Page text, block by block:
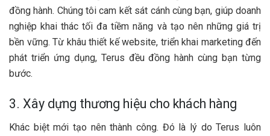
đồng hành. Chúng tôi cam kết sát cánh cùng bạn, giúp doanh
nghiệp khai thác tối đa tiềm năng và tạo nên những giá trị
bền vững. Từ khâu thiết kế website, triển khai marketing đến
phát triển ứng dụng, Terus đều đồng hành cùng bạn từng
bước.
3. Xây dựng thương hiệu cho khách hàng
Khác biệt mới tạo nên thành công. Đó là lý do Terus luôn